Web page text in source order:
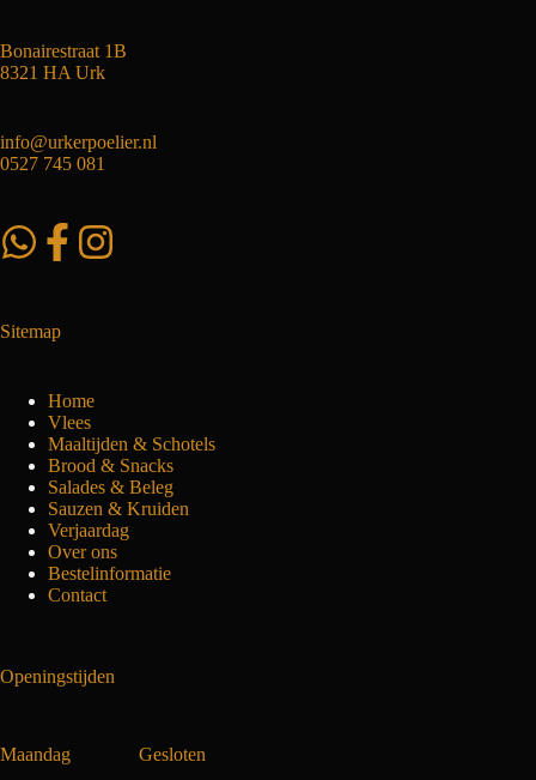
Bonairestraat 1B
8321 HA Urk
info@urkerpoelier.nl
0527 745 081
Sitemap
Home
Vlees
Maaltijden & Schotels
Brood & Snacks
Salades & Beleg
Sauzen & Kruiden
Verjaardag
Over ons
Bestelinformatie
Contact
Openingstijden
Maandag Gesloten